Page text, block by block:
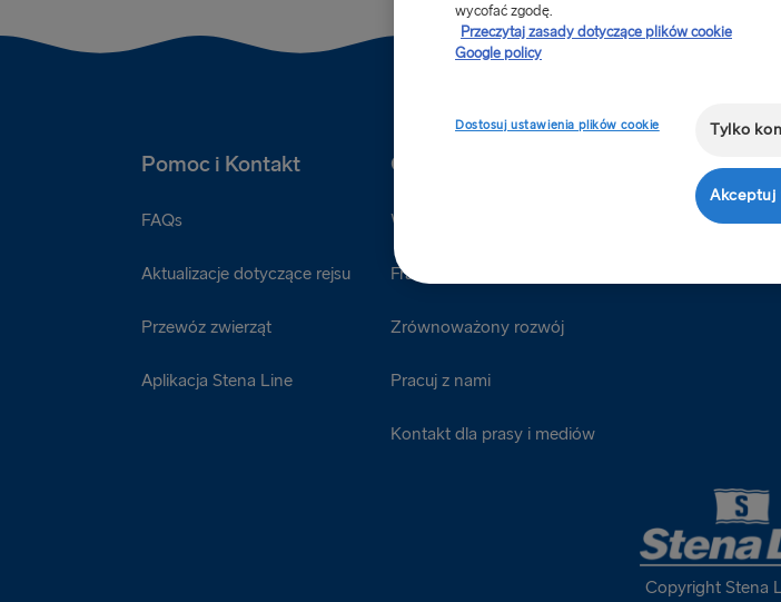
Pomoc i Kontakt O nas
FAQs
Aktualizacje dotyczące rejsu
Przewóz zwierząt
Aplikacja Stena Line
Więcej o Stena Line
Fracht
Zrównoważony rozwój
Pracuj z nami
Kontakt dla prasy i mediów
Wyjazdy grupowe
Copyright Stena
wycofać zgodę.
Przeczytaj zasady dotyczące plików cookie
Google policy
Dostosuj ustawienia plików cookie Tylko
Akceptuj